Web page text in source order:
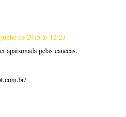
junho de 2015 às 12:23
apaixonada pelas canecas.